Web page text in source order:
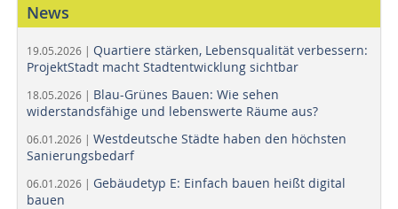
News
19.05.2026 | Quartiere stärken, Lebensqualität verbessern:
ProjektStadt macht Stadtentwicklung sichtbar
18.05.2026 | Blau-Grünes Bauen: Wie sehen
widerstandsfähige und lebenswerte Räume aus?
06.01.2026 | Westdeutsche Städte haben den höchsten
Sanierungsbedarf
06.01.2026 | Gebäudetyp E: Einfach bauen heißt digital
bauen